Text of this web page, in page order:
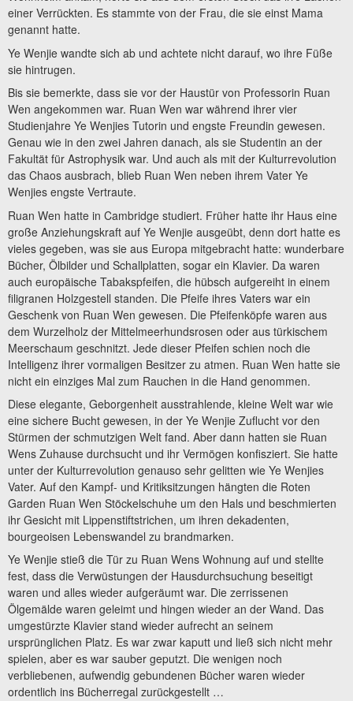
einer Verrückten. Es stammte von der Frau, die sie einst Mama
genannt hatte.
Ye Wenjie wandte sich ab und achtete nicht darauf, wo ihre Füße
sie hintrugen.
Bis sie bemerkte, dass sie vor der Haustür von Professorin Ruan
Wen angekommen war. Ruan Wen war während ihrer vier
Studienjahre Ye Wenjies Tutorin und engste Freundin gewesen.
Genau wie in den zwei Jahren danach, als sie Studentin an der
Fakultät für Astrophysik war. Und auch als mit der Kulturrevolution
das Chaos ausbrach, blieb Ruan Wen neben ihrem Vater Ye
Wenjies engste Vertraute.
Ruan Wen hatte in Cambridge studiert. Früher hatte ihr Haus eine
große Anziehungskraft auf Ye Wenjie ausgeübt, denn dort hatte es
vieles gegeben, was sie aus Europa mitgebracht hatte: wunderbare
Bücher, Ölbilder und Schallplatten, sogar ein Klavier. Da waren
auch europäische Tabakspfeifen, die hübsch aufgereiht in einem
filigranen Holzgestell standen. Die Pfeife ihres Vaters war ein
Geschenk von Ruan Wen gewesen. Die Pfeifenköpfe waren aus
dem Wurzelholz der Mittelmeerhundsrosen oder aus türkischem
Meerschaum geschnitzt. Jede dieser Pfeifen schien noch die
Intelligenz ihrer vormaligen Besitzer zu atmen. Ruan Wen hatte sie
nicht ein einziges Mal zum Rauchen in die Hand genommen.
Diese elegante, Geborgenheit ausstrahlende, kleine Welt war wie
eine sichere Bucht gewesen, in der Ye Wenjie Zuflucht vor den
Stürmen der schmutzigen Welt fand. Aber dann hatten sie Ruan
Wens Zuhause durchsucht und ihr Vermögen konfisziert. Sie hatte
unter der Kulturrevolution genauso sehr gelitten wie Ye Wenjies
Vater. Auf den Kampf- und Kritiksitzungen hängten die Roten
Garden Ruan Wen Stöckelschuhe um den Hals und beschmierten
ihr Gesicht mit Lippenstiftstrichen, um ihren dekadenten,
bourgeoisen Lebenswandel zu brandmarken.
Ye Wenjie stieß die Tür zu Ruan Wens Wohnung auf und stellte
fest, dass die Verwüstungen der Hausdurchsuchung beseitigt
waren und alles wieder aufgeräumt war. Die zerrissenen
Ölgemälde waren geleimt und hingen wieder an der Wand. Das
umgestürzte Klavier stand wieder aufrecht an seinem
ursprünglichen Platz. Es war zwar kaputt und ließ sich nicht mehr
spielen, aber es war sauber geputzt. Die wenigen noch
verbliebenen, aufwendig gebundenen Bücher waren wieder
ordentlich ins Bücherregal zurückgestellt …